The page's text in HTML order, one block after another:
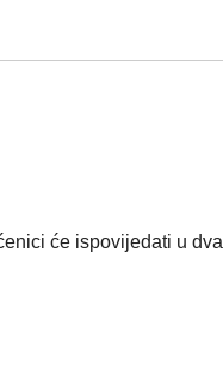
će ispovijedati u dva